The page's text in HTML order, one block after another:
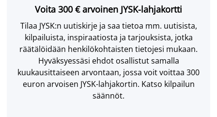
Voita 300 € arvoinen JYSK-lahjakortti
Tilaa JYSK:n uutiskirje ja saa tietoa mm. uutisista,
kilpailuista, inspiraatiosta ja tarjouksista, jotka
räätälöidään henkilökohtaisten tietojesi mukaan.
Hyväksyessäsi ehdot osallistut samalla
kuukausittaiseen arvontaan, jossa voit voittaa 300
euron arvoisen JYSK-lahjakortin. Katso kilpailun
säännöt.